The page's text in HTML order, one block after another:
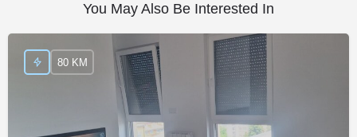
You May Also Be Interested In
80 KM